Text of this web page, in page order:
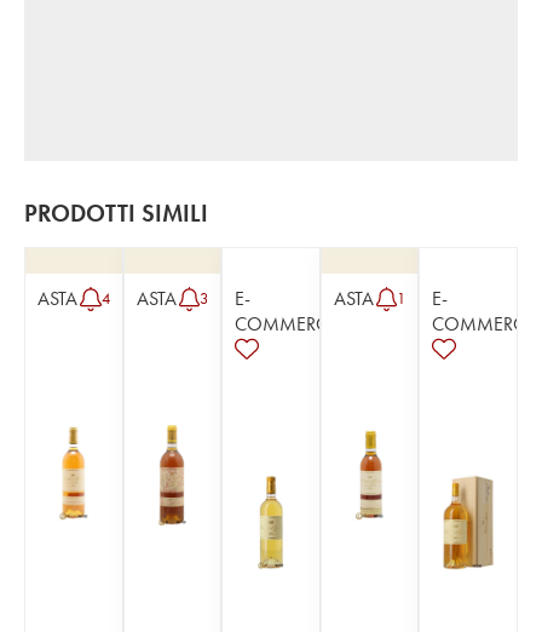
PRODOTTI SIMILI
ASTA 4 ASTA 3
E-
COMMERCE
ASTA 1
E-
COMMERCE